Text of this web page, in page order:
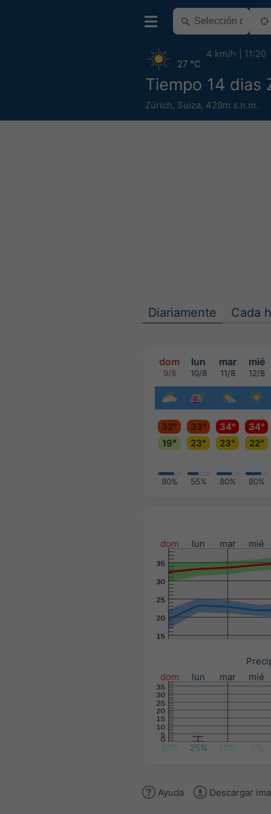
Tiempo 14 dias
Zúrich, Suiza, 429m s.n.m.
27 °C
4 km/h 11:20
Diariamente Cada
dom lun mar mié
9/8 10/8 11/8 12/8
32° 33° 34°
34°
19°
23° 23° 22°
80% 55% 80% 80%
dom lun mar mié
dom
lun mar mié
10% 25% 10% 5%
Ayuda Descargar